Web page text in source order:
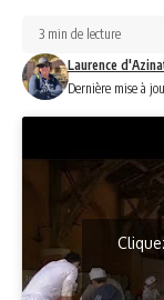
Dernière mise à
Laurence
3 min de lecture